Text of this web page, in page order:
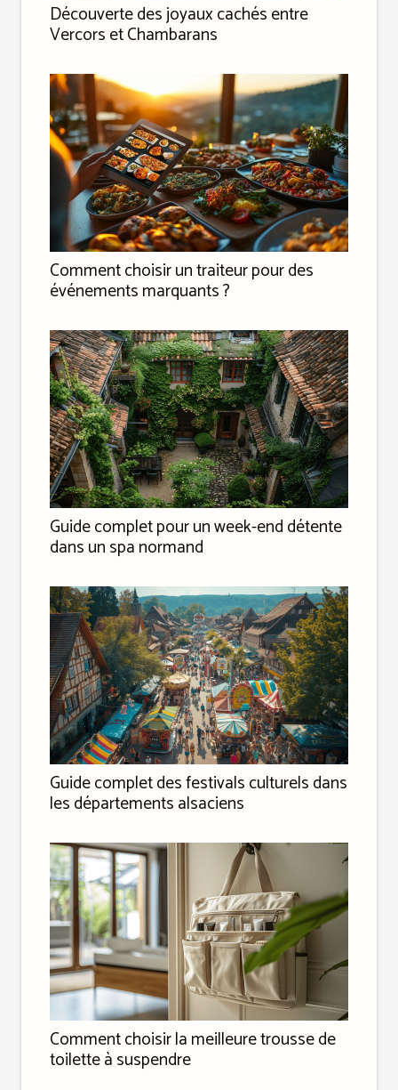
Découverte des joyaux cachés entre
Vercors et Chambarans
Comment choisir un traiteur pour des
événements marquants ?
Guide complet pour un week-end détente
dans un spa normand
Guide complet des festivals culturels dans
les départements alsaciens
Comment choisir la meilleure trousse de
toilette à suspendre